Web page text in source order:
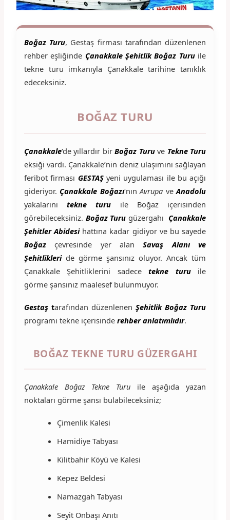
Boğaz Turu, Gestaş firması tarafından düzenlenen
rehber eşliğinde Çanakkale Şehitlik Boğaz Turuile
tekne turu imkanıyla Çanakkale tarihine tanıklık
edeceksiniz.
BOĞAZ TURU
Çanakkale‘de yıllardır birBoğaz Turuve Tekne Turu
eksiği vardı. Çanakkale’nin deniz ulaşımını sağlayan
feribot firması GESTAŞ yeni uygulaması ile bu açığı
gideriyor. Çanakkale Boğazı‘nınAvrupa veAnadolu
yakalarınıtekne turu ile Boğaz içerisinden
görebileceksiniz. Boğaz Turu güzergahı Çanakkale
Şehitler Abidesihattına kadar gidiyor ve bu sayede
Boğaz
çevresinde yer alanSavaş Alanı ve
Şehitlikleride görme şansınız oluyor. Ancak tüm
Çanakkale Şehitliklerini sadecetekne turuile
görme şansınız maalesef bulunmuyor.
Gestaştarafından düzenlenenŞehitlik Boğaz Turu
programı tekne içerisinde rehber anlatımlıdır.
BOĞAZ TEKNE TURU GÜZERGAHI
Çanakkale Boğaz Tekne Turu ile aşağıda yazan
noktaları görme şansı bulabileceksiniz;
Çimenlik Kalesi
Hamidiye Tabyası
Kilitbahir Köyü ve Kalesi
Kepez Beldesi
Namazgah Tabyası
Seyit Onbaşı Anıtı